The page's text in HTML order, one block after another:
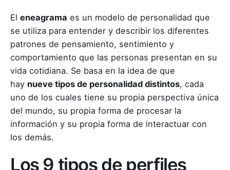
El eneagrama es un modelo de personalidad que
se utiliza para entender y describir los diferentes
patrones de pensamiento, sentimiento y
comportamiento que las personas presentan en su
vida cotidiana. Se basa en la idea de que
hay nueve tipos de personalidad distintos, cada
uno de los cuales tiene su propia perspectiva única
del mundo, su propia forma de procesar la
información y su propia forma de interactuar con
los demás.
Los 9 tipos de perfiles